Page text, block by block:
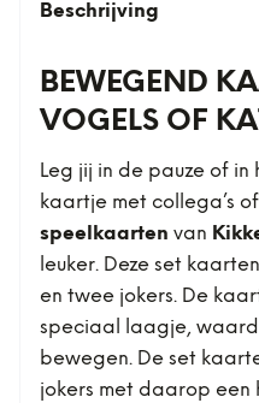
Beschrijving
BEWEGEND
VOGELS OF
Leg jij in de pauze of
kaartje met collega’s
speelkaarten van
leuker. Deze set
en twee jokers. De
speciaal laagje,
bewegen. De set
jokers met daarop een